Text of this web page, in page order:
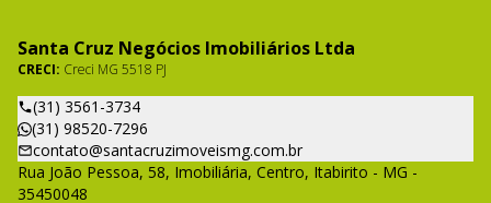
Santa Cruz Negócios Imobiliários Ltda
CRECI: Creci MG 5518 PJ
(31) 3561-3734
(31) 98520-7296
contato@santacruzimoveismg.com.br
Rua João Pessoa, 58, Imobiliária, Centro, Itabirito - MG -
35450048